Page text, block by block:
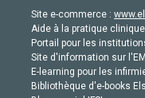
Site e-commerce :
Aide à la pratique
Portail pour les
Site d'information sur
E-learning pour les
Bibliothèque d'e-books